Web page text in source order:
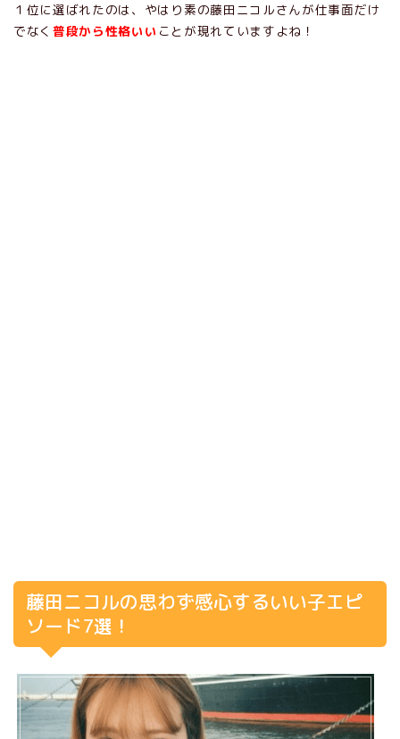
１位に選ばれたのは、やはり素の藤田ニコルさんが仕事面だけ
でなく普段から性格いい ことが現れていますよね！
藤田ニコルの思わず感心するいい子エピ
ソード7選！